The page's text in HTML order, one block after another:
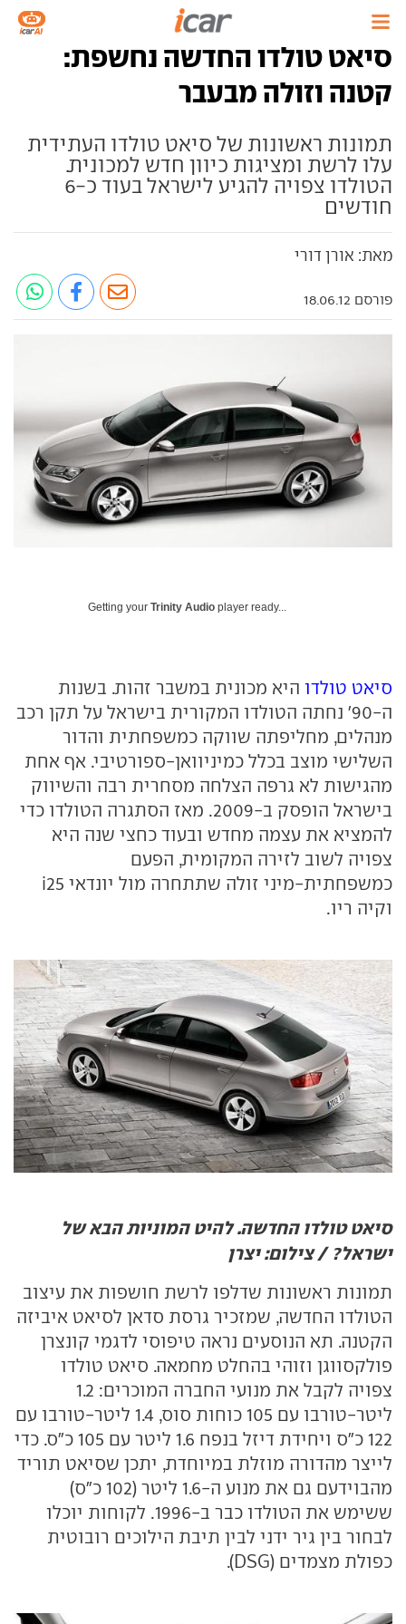
סיאט טולדו החדשה נחשפת:
קטנה וזולה מבעבר
תמונות ראשונות של סיאט טולדו העתידית
עלו לרשת ומציגות כיוון חדש למכונית.
הטולדו צפויה להגיע לישראל בעוד כ-6
חודשים
מאת: אורן דורי
פורסם 18.06.12
Getting your Trinity Audio player ready...
סיאט טולדו היא מכונית במשבר זהות. בשנות
ה-90' נחתה הטולדו המקורית בישראל על תקן רכב
מנהלים, מחליפתה שווקה כמשפחתית והדור
השלישי מוצב בכלל כמיניוואן-ספורטיבי. אף אחת
מהגישות לא גרפה הצלחה מסחרית רבה והשיווק
בישראל הופסק ב-2009. מאז הסתגרה הטולדו כדי
להמציא את עצמה מחדש ובעוד כחצי שנה היא
צפויה לשוב לזירה המקומית, הפעם
כמשפחתית-מיני זולה שתתחרה מול יונדאי i25
וקיה ריו.
סיאט טולדו החדשה. להיט המוניות הבא של
ישראל? / צילום: יצרן
תמונות ראשונות שדלפו לרשת חושפות את עיצוב
הטולדו החדשה, שמזכיר גרסת סדאן לסיאט איביזה
הקטנה. תא הנוסעים נראה טיפוסי לדגמי קונצרן
פולקסווגן וזוהי בהחלט מחמאה. סיאט טולדו
צפויה לקבל את מנועי החברה המוכרים: 1.2
ליטר-טורבו עם 105 כוחות סוס, 1.4 ליטר-טורבו עם
122 כ"ס ויחידת דיזל בנפח 1.6 ליטר עם 105 כ"ס. כדי
לייצר מהדורה מוזלת במיוחדת, יתכן שסיאט תוריד
מהבוידעם גם את מנוע ה-1.6 ליטר (102 כ"ס)
ששימש את הטולדו כבר ב-1996. לקוחות יוכלו
לבחור בין גיר ידני לבין תיבת הילוכים רובוטית
כפולת מצמדים (DSG).